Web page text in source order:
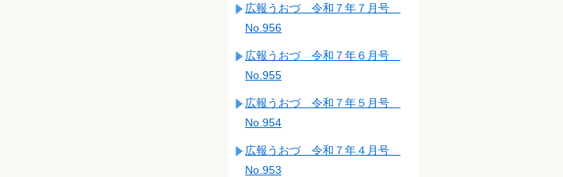
広報うおづ 令和７年７月号
No.956
広報うおづ 令和７年６月号
No.955
広報うおづ 令和７年５月号
No.954
広報うおづ 令和７年４月号
No.953